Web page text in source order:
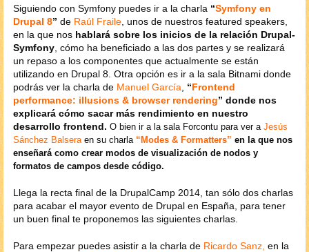
Siguiendo con Symfony puedes ir a la charla “Symfony en
Drupal 8” de Raúl Fraile , unos de nuestros featured speakers,
en la que nos hablará sobre los inicios de la relación Drupal-
Symfony , cómo ha beneficiado a las dos partes y se realizará
un repaso a los componentes que actualmente se están
utilizando en Drupal 8. Otra opción es ir a la sala Bitnami donde
podrás ver la charla de Manuel García “Frontend
performance: illusions & browser rendering” donde nos
explicará cómo sacar más rendimiento en nuestro
desarrollo frontend. O bien ir a la sala Forcontu para ver a Jesús
Sánchez Balsera en su charla “Modes & Formatters” en la que nos
enseñará como crear modos de visualización de nodos y
formatos de campos desde código.
Llega la recta final de la DrupalCamp 2014, tan sólo dos charlas
para acabar el mayor evento de Drupal en España, para tener
un buen final te proponemos las siguientes charlas.
Para empezar puedes asistir a la charla de Ricardo Sanz, en la